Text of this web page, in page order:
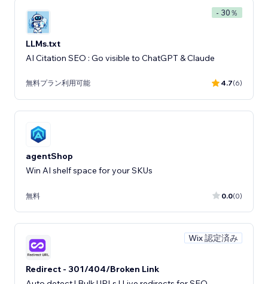
- 30％
LLMs.txt
AI Citation SEO : Go visible to ChatGPT & Claude
無料プラン利用可能 4.7(6)
agentShop
Win AI shelf space for your SKUs
無料 0.0(0)
Wix 認定済み
Redirect - 301/404/Broken Link